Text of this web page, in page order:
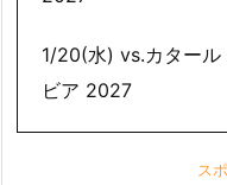
1/20(水) vs.カタール
ビア 2027
ス